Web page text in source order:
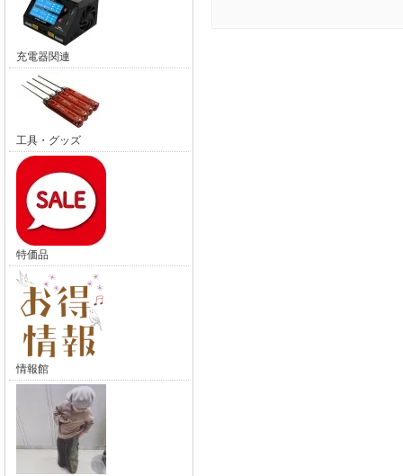
充電器関連
工具・グッズ
特価品
情報館